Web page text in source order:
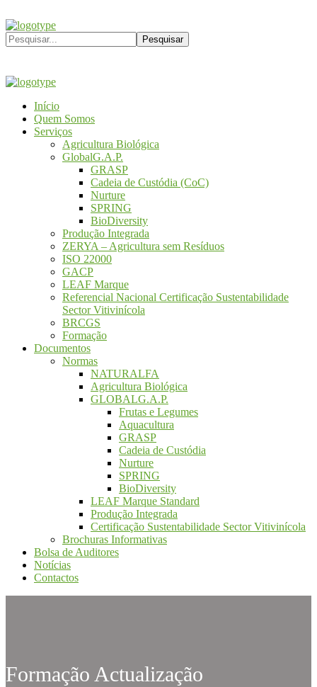
Início
Quem Somos
Serviços
Agricultura Biológica
GlobalG.A.P.
GRASP
Cadeia de Custódia (CoC)
Nurture
SPRING
BioDiversity
Produção Integrada
ZERYA – Agricultura sem Resíduos
ISO 22000
GACP
LEAF Marque
Referencial Nacional Certificação Sustentabilidade
Sector Vitivinícola
BRCGS
Formação
Documentos
Normas
NATURALFA
Agricultura Biológica
GLOBALG.A.P.
Frutas e Legumes
Aquacultura
GRASP
Cadeia de Custódia
Nurture
SPRING
BioDiversity
LEAF Marque Standard
Produção Integrada
Certificação Sustentabilidade Sector Vitivinícola
Brochuras Informativas
Bolsa de Auditores
Notícias
Contactos
Formação Actualização